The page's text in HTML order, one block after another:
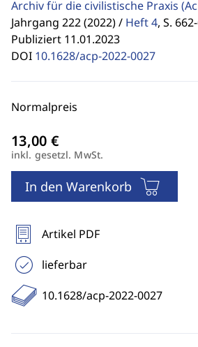
Archiv für die civilistische Praxis
Jahrgang 222 (2022) / Heft 4, S.
Publiziert 11.01.2023
DOI 10.1628/acp-2022-0027
Normalpreis
inkl. gesetzl. MwSt.
In den Warenkorb
Artikel PDF
lieferbar
10.1628/acp-2022-0027